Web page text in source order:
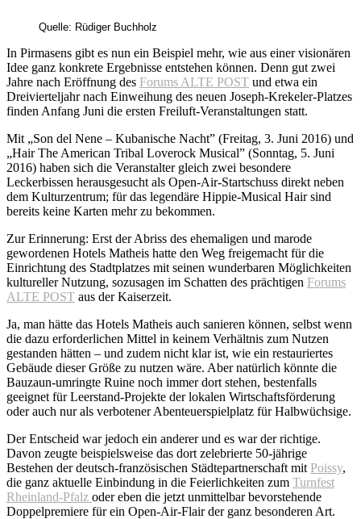
Quelle: Rüdiger Buchholz
In Pirmasens gibt es nun ein Beispiel mehr, wie aus einer visionären
Idee ganz konkrete Ergebnisse entstehen können. Denn gut zwei
Jahre nach Eröffnung des Forums ALTE POST und etwa ein
Dreivierteljahr nach Einweihung des neuen Joseph-Krekeler-Platzes
finden Anfang Juni die ersten Freiluft-Veranstaltungen statt.
Mit „Son del Nene – Kubanische Nacht” (Freitag, 3. Juni 2016) und
„Hair The American Tribal Loverock Musical” (Sonntag, 5. Juni
2016) haben sich die Veranstalter gleich zwei besondere
Leckerbissen herausgesucht als Open-Air-Startschuss direkt neben
dem Kulturzentrum; für das legendäre Hippie-Musical Hair sind
bereits keine Karten mehr zu bekommen.
Zur Erinnerung: Erst der Abriss des ehemaligen und marode
gewordenen Hotels Matheis hatte den Weg freigemacht für die
Einrichtung des Stadtplatzes mit seinen wunderbaren Möglichkeiten
kultureller Nutzung, sozusagen im Schatten des prächtigen Forums
ALTE POST aus der Kaiserzeit.
Ja, man hätte das Hotels Matheis auch sanieren können, selbst wenn
die dazu erforderlichen Mittel in keinem Verhältnis zum Nutzen
gestanden hätten ‒ und zudem nicht klar ist, wie ein restauriertes
Gebäude dieser Größe zu nutzen wäre. Aber natürlich könnte die
Bauzaun-umringte Ruine noch immer dort stehen, bestenfalls
geeignet für Leerstand-Projekte der lokalen Wirtschaftsförderung
oder auch nur als verbotener Abenteuerspielplatz für Halbwüchsige.
Der Entscheid war jedoch ein anderer und es war der richtige.
Davon zeugte beispielsweise das dort zelebrierte 50-jährige
Bestehen der deutsch-französischen Städtepartnerschaft mit Poissy,
die ganz aktuelle Einbindung in die Feierlichkeiten zum Turnfest
Rheinland-Pfalz oder eben die jetzt unmittelbar bevorstehende
Doppelpremiere für ein Open-Air-Flair der ganz besonderen Art.